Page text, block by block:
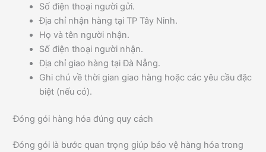
Số điện thoại người gửi.
Địa chỉ nhận hàng tại TP Tây Ninh.
Họ và tên người nhận.
Số điện thoại người nhận.
Địa chỉ giao hàng tại Đà Nẵng.
Ghi chú về thời gian giao hàng hoặc các yêu cầu đặc
biệt (nếu có).
Đóng gói hàng hóa đúng quy cách
Đóng gói là bước quan trọng giúp bảo vệ hàng hóa trong